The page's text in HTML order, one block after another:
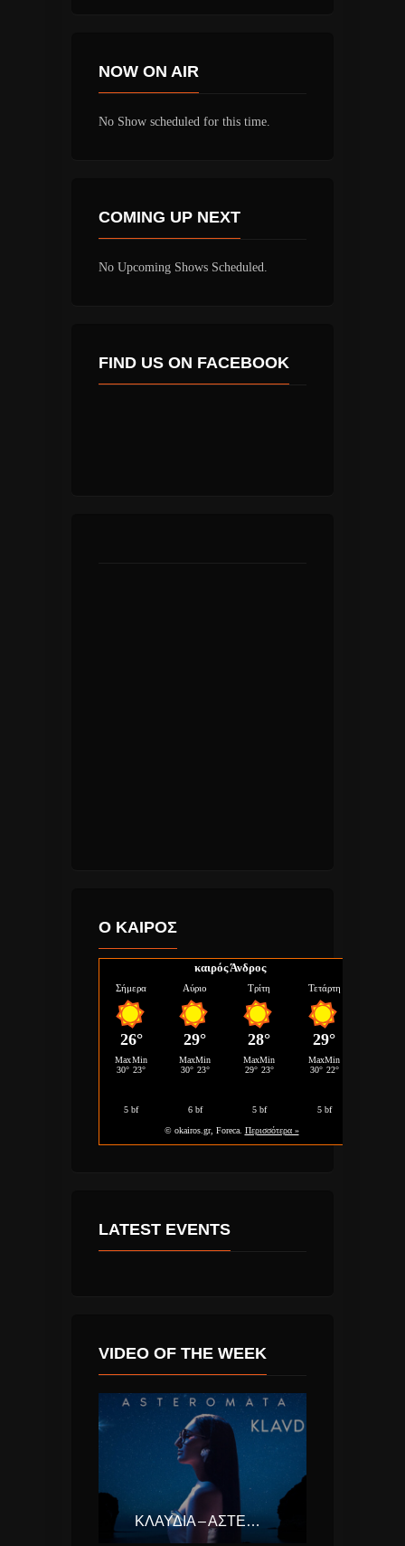
NOW ON AIR
No Show scheduled for this time.
COMING UP NEXT
No Upcoming Shows Scheduled.
FIND US ON FACEBOOK
Ο ΚΑΙΡΟΣ
καιρός Άνδρος
LATEST EVENTS
VIDEO OF THE WEEK
ΚΛΑΥΔΊΑ – ΑΣΤΕΡΟΜΆΤΑ (EUROVISION ΕΛΛΆΔΑ 2025)